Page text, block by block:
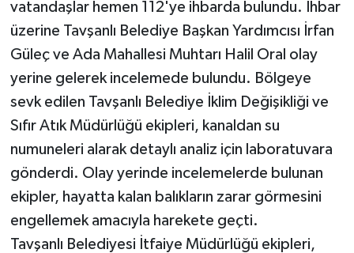
vatandaşlar hemen 112'ye ihbarda bulundu. İhbar
üzerine Tavşanlı Belediye Başkan Yardımcısı İrfan
Güleç ve Ada Mahallesi Muhtarı Halil Oral olay
yerine gelerek incelemede bulundu. Bölgeye
sevk edilen Tavşanlı Belediye İklim Değişikliği ve
Sıfır Atık Müdürlüğü ekipleri, kanaldan su
numuneleri alarak detaylı analiz için laboratuvara
gönderdi. Olay yerinde incelemelerde bulunan
ekipler, hayatta kalan balıkların zarar görmesini
engellemek amacıyla harekete geçti.
Tavşanlı Belediyesi İtfaiye Müdürlüğü ekipleri,